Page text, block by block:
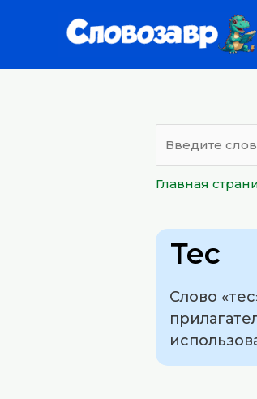
Главная
Тес
Слово